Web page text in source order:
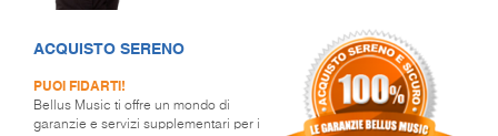
ACQUISTO SERENO
PUOI FIDARTI!
Bellus Music ti offre un mondo di
garanzie e servizi supplementari per i